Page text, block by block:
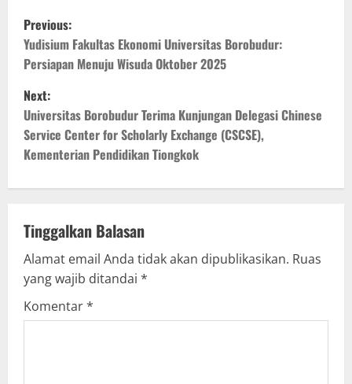
P
o
s
t
n
a
v
i
g
a
Previous:
Yudisium Fakultas Ekonomi Universitas Borobudur:
Persiapan Menuju Wisuda Oktober 2025
Next:
Universitas Borobudur Terima Kunjungan Delegasi Chinese
Service Center for Scholarly Exchange (CSCSE),
Kementerian Pendidikan Tiongkok
Tinggalkan Balasan
Alamat email Anda tidak akan dipublikasikan. Ruas
yang wajib ditandai *
Komentar*